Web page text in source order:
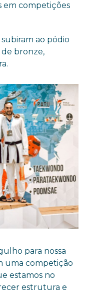
em competições
ao pódio
de bronze,
para nossa
uma competição
estamos no
estrutura e